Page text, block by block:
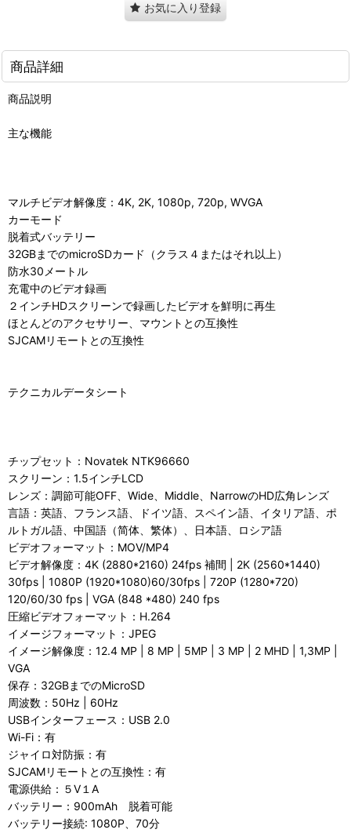
お気に入り登録
商品詳細
商品説明
主な機能
マルチビデオ解像度：4K, 2K, 1080p, 720p, WVGA
カーモード
脱着式バッテリー
32GBまでのmicroSDカード（クラス４またはそれ以上）
防水30メートル
充電中のビデオ録画
２インチHDスクリーンで録画したビデオを鮮明に再生
ほとんどのアクセサリー、マウントとの互換性
SJCAMリモートとの互換性
テクニカルデータシート
チップセット：Novatek NTK96660
スクリーン：1.5インチLCD
レンズ：調節可能OFF、Wide、Middle、NarrowのHD広角レンズ
言語：英語、フランス語、ドイツ語、スペイン語、イタリア語、ポ
ルトガル語、中国語（简体、繁体）、日本語、ロシア語
ビデオフォーマット：MOV/MP4
ビデオ解像度：4K (2880*2160) 24fps 補間 | 2K (2560*1440)
30fps | 1080P (1920*1080)60/30fps | 720P (1280*720)
120/60/30 fps | VGA (848 *480) 240 fps
圧縮ビデオフォーマット：H.264
イメージフォーマット：JPEG
イメージ解像度：12.4 MP | 8 MP | 5MP | 3 MP | 2 MHD | 1,3MP |
VGA
保存：32GBまでのMicroSD
周波数：50Hz | 60Hz
USBインターフェース：USB 2.0
Wi-Fi：有
ジャイロ対防振：有
SJCAMリモートとの互換性：有
電源供給：５V１A
バッテリー：900mAh 脱着可能
バッテリー接続: 1080P、70分